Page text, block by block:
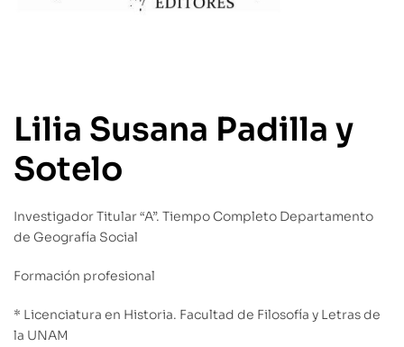
Lilia Susana Padilla y
Sotelo
Investigador Titular “A”. Tiempo Completo Departamento
de Geografía Social
Formación profesional
* Licenciatura en Historia. Facultad de Filosofía y Letras de
la UNAM